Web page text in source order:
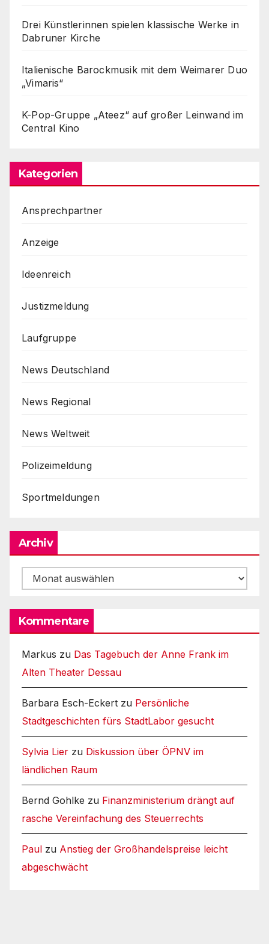
Drei Künstlerinnen spielen klassische Werke in
Dabruner Kirche
Italienische Barockmusik mit dem Weimarer Duo
„Vimaris“
K-Pop-Gruppe „Ateez“ auf großer Leinwand im
Central Kino
Kategorien
Ansprechpartner
Anzeige
Ideenreich
Justizmeldung
Laufgruppe
News Deutschland
News Regional
News Weltweit
Polizeimeldung
Sportmeldungen
Archiv
Archiv
Kommentare
Markus zu Das Tagebuch der Anne Frank im
Alten Theater Dessau
Barbara Esch-Eckert zu Persönliche
Stadtgeschichten fürs StadtLabor gesucht
Sylvia Lier zu Diskussion über ÖPNV im
ländlichen Raum
Bernd Gohlke zu Finanzministerium drängt auf
rasche Vereinfachung des Steuerrechts
Paul zu Anstieg der Großhandelspreise leicht
abgeschwächt